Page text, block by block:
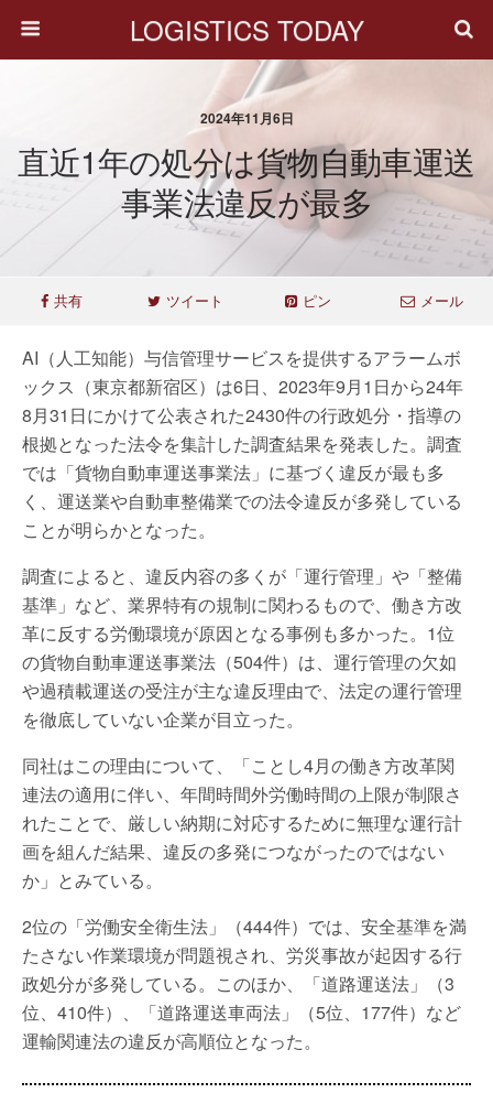
LOGISTICS TODAY
2024年11月6日
直近1年の処分は貨物自動車運送
事業法違反が最多
共有 ツイート ピン メール
AI（人工知能）与信管理サービスを提供するアラームボ
ックス（東京都新宿区）は6日、2023年9月1日から24年
8月31日にかけて公表された2430件の行政処分・指導の
根拠となった法令を集計した調査結果を発表した。調査
では「貨物自動車運送事業法」に基づく違反が最も多
く、運送業や自動車整備業での法令違反が多発している
ことが明らかとなった。
調査によると、違反内容の多くが「運行管理」や「整備
基準」など、業界特有の規制に関わるもので、働き方改
革に反する労働環境が原因となる事例も多かった。1位
の貨物自動車運送事業法（504件）は、運行管理の欠如
や過積載運送の受注が主な違反理由で、法定の運行管理
を徹底していない企業が目立った。
同社はこの理由について、「ことし4月の働き方改革関
連法の適用に伴い、年間時間外労働時間の上限が制限さ
れたことで、厳しい納期に対応するために無理な運行計
画を組んだ結果、違反の多発につながったのではない
か」とみている。
2位の「労働安全衛生法」（444件）では、安全基準を満
たさない作業環境が問題視され、労災事故が起因する行
政処分が多発している。このほか、「道路運送法」（3
位、410件）、「道路運送車両法」（5位、177件）など
運輸関連法の違反が高順位となった。